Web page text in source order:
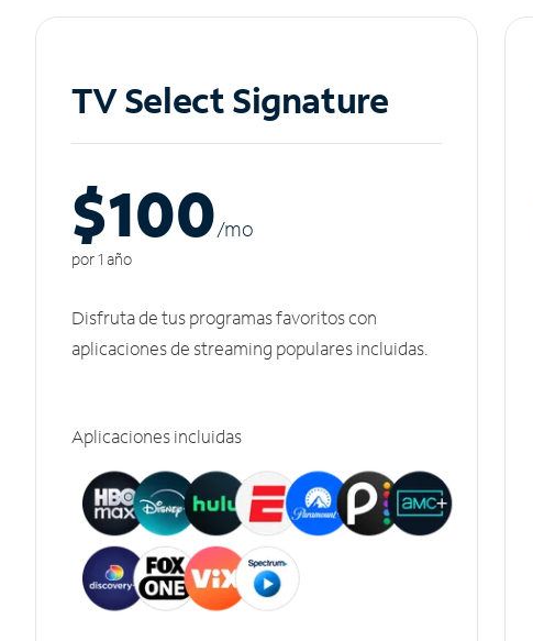
TV Select Signature
$100/mo
por 1 año
Disfruta de tus programas favoritos con
aplicaciones de streaming populares incluidas.
Aplicaciones incluidas